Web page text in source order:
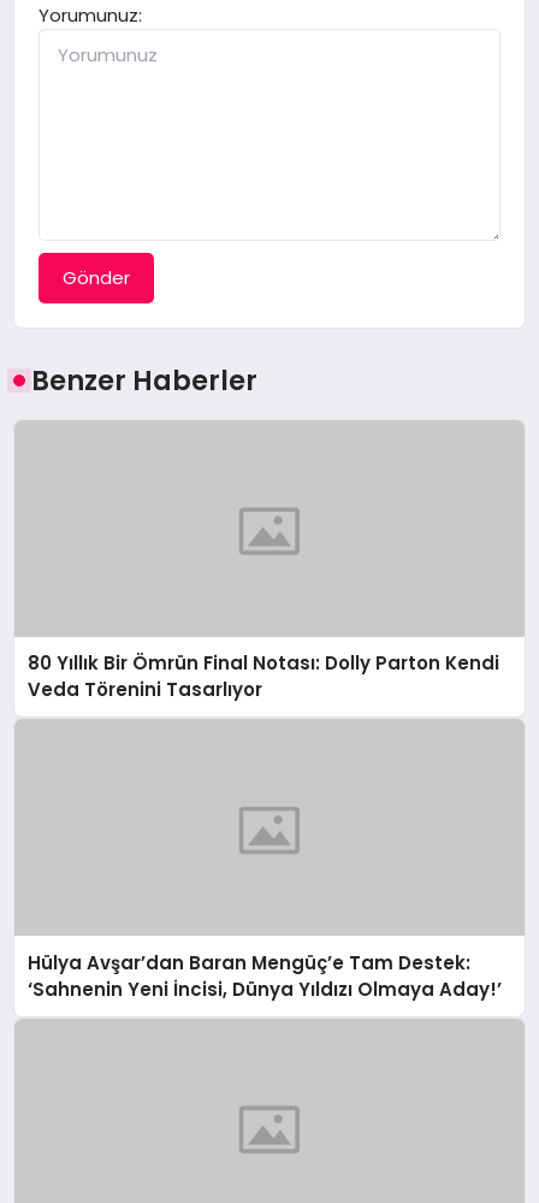
Yorumunuz:
Gönder
Benzer Haberler
80 Yıllık Bir Ömrün Final Notası: Dolly Parton Kendi
Veda Törenini Tasarlıyor
Hülya Avşar’dan Baran Mengüç’e Tam Destek:
‘Sahnenin Yeni İncisi, Dünya Yıldızı Olmaya Aday!’